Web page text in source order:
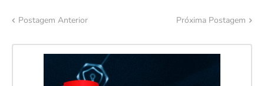
Postagem Anterior Próxima Postagem